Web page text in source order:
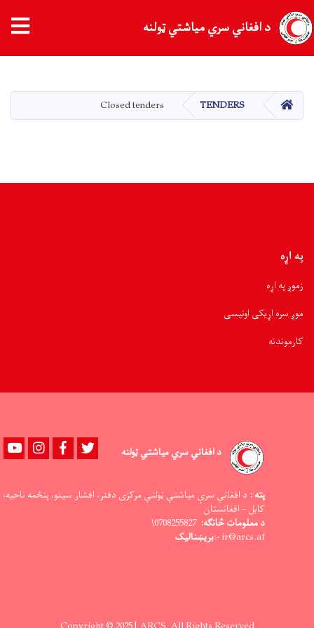
دانګل
د افغاني سري میاشتي ټولنه
کور TENDERS
Closed tenders
په اړه
زموږ په اړه
موږ سره اړیکی اونیسی
کارموندنه
د افغاني سري میاشتي ټولنه YoutubeinstagramFacebook Twitter
پته : د افغاني سرې میاشتې ټولنې مرکزی دفتر، افشار سیلو، پنځمه ناحیه،
کابل – افغانستان
د معلومات څانګه: 0708255827\
ir@arcs.af -: بریښنالیک